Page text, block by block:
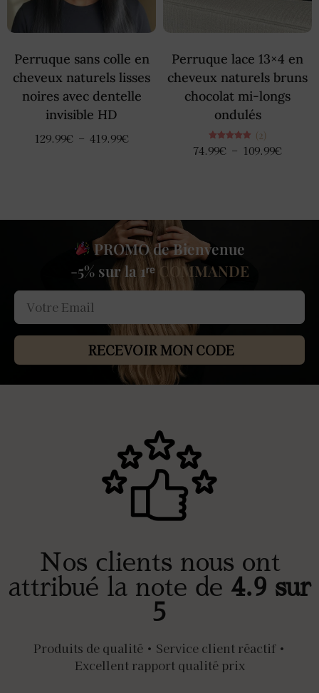
Perruque sans colle en
cheveux naturels lisses
noires avec dentelle
invisible HD
129.99€ – 419.99€
Perruque lace 13×4 en
cheveux naturels bruns
chocolat mi-longs
ondulés
Note
5.00
(2)
74.99€ – 109.99€
PROMO de Bienvenue
-5% sur la 1ʳᵉ COMMANDE
RECEVOIR MON CODE
Nos clients nous ont
attribué la note de 4.9 sur
5
Produits de qualité • Service client réactif •
Excellent rapport qualité prix